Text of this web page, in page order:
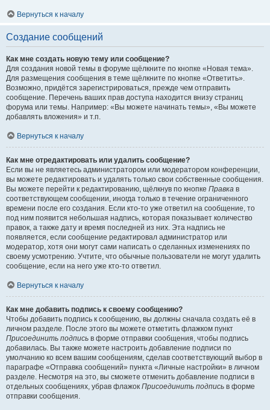
Вернуться к началу
Создание сообщений
Как мне создать новую тему или сообщение?
Для создания новой темы в форуме щёлкните по кнопке «Новая тема».
Для размещения сообщения в теме щёлкните по кнопке «Ответить».
Возможно, придётся зарегистрироваться, прежде чем отправить
сообщение. Перечень ваших прав доступа находится внизу страниц
форума или темы. Например: «Вы можете начинать темы», «Вы можете
добавлять вложения» и т.п.
Вернуться к началу
Как мне отредактировать или удалить сообщение?
Если вы не являетесь администратором или модератором конференции,
вы можете редактировать и удалять только свои собственные сообщения.
Вы можете перейти к редактированию, щёлкнув по кнопке Правка в
соответствующем сообщении, иногда только в течение ограниченного
времени после его создания. Если кто-то уже ответил на сообщение, то
под ним появится небольшая надпись, которая показывает количество
правок, а также дату и время последней из них. Эта надпись не
появляется, если сообщение редактировал администратор или
модератор, хотя они могут сами написать о сделанных изменениях по
своему усмотрению. Учтите, что обычные пользователи не могут удалить
сообщение, если на него уже кто-то ответил.
Вернуться к началу
Как мне добавить подпись к своему сообщению?
Чтобы добавить подпись к сообщению, вы должны сначала создать её в
личном разделе. После этого вы можете отметить флажком пункт
Присоединить подпись в форме отправки сообщения, чтобы подпись
добавилась. Вы также можете настроить добавление подписи по
умолчанию ко всем вашим сообщениям, сделав соответствующий выбор в
параграфе «Отправка сообщений» пункта «Личные настройки» в личном
разделе. Несмотря на это, вы сможете отменить добавление подписи в
отдельных сообщениях, убрав флажок Присоединить подпись в форме
отправки сообщения.